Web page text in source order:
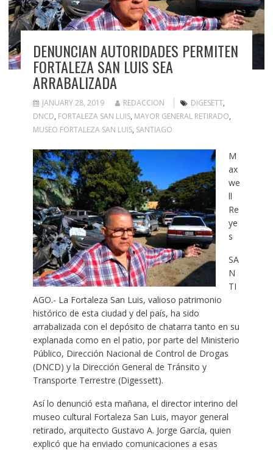
DENUNCIAN AUTORIDADES PERMITEN
FORTALEZA SAN LUIS SEA
ARRABALIZADA
JANUARY 28, 2019 REDACCION DIGESETT,
DNCD, FORTALEZA SAN LUIS, MAYOR GENERAL RETIRADO,
MUSEO FORTALEZA SAN LUIS, SANTIAGO
M
ax
we
ll
Re
ye
s
SA
N
TI
AGO.- La Fortaleza San Luis, valioso patrimonio
histórico de esta ciudad y del país, ha sido
arrabalizada con el depósito de chatarra tanto en su
explanada como en el patio, por parte del Ministerio
Público, Dirección Nacional de Control de Drogas
(DNCD) y la Dirección General de Tránsito y
Transporte Terrestre (Digessett).
Así lo denunció esta mañana, el director interino del
museo cultural Fortaleza San Luis, mayor general
retirado, arquitecto Gustavo A. Jorge García, quien
explicó que ha enviado comunicaciones a esas